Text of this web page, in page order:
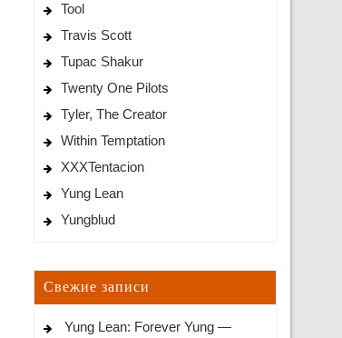
Tool
Travis Scott
Tupac Shakur
Twenty One Pilots
Tyler, The Creator
Within Temptation
XXXTentacion
Yung Lean
Yungblud
Свежие записи
Yung Lean: Forever Yung —